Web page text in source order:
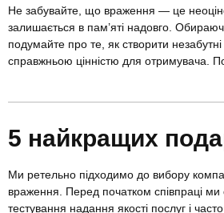
Не забувайте, що враження — це
залишається в пам’яті надовго.
подумайте про те, як створити
справжньою цінністю для отримувача.
5 найкращих
Ми ретельно підходимо до вибору
враження. Перед початком співпраці
тестування надання якості послуг і